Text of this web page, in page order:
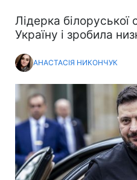
Лідерка білоруської
Україну і зробила
АНАСТАСІЯ НИКОНЧУК